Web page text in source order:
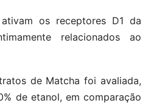
os receptores D1 da
relacionados ao
de Matcha foi avaliada,
de etanol, em comparação